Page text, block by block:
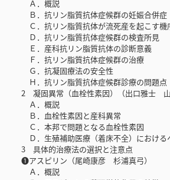
Ａ．概説
Ｂ．抗リン脂質抗体症候群の妊娠合併症
Ｃ．抗リン脂質抗体が流死産を起こす機
Ｄ．抗リン脂質抗体症候群の検査所見
Ｅ．産科抗リン脂質抗体の診断意義
Ｆ．抗リン脂質抗体症候群の治療
Ｇ．抗凝固療法の安全性
Ｈ．抗リン脂質抗体症候群診療の問題点
2 凝固異常（血栓性素因）（出口雅士 山
Ａ．概説
Ｂ．血栓性素因と産科異常
Ｃ．本邦で問題となる血栓性素因
Ｄ．生殖補助医療（着床不全）における
3 具体的治療法の選択と注意点
❶アスピリン（尾崎康彦 杉浦真弓）
Ａ．概説